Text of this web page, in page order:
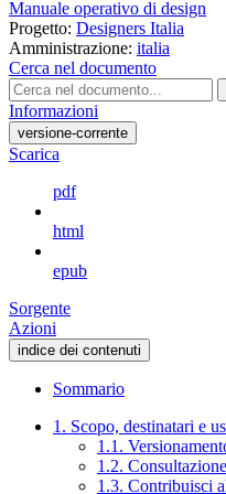
Manuale operativo di design
Progetto: Designers Italia
Amministrazione: italia
Cerca nel documento
Informazioni
versione-corrente
Scarica
pdf
html
epub
Sorgente
Azioni
indice dei contenuti
Sommario
1. Scopo, destinatari e
1.1.
1.2.
1.3. Contribuisci